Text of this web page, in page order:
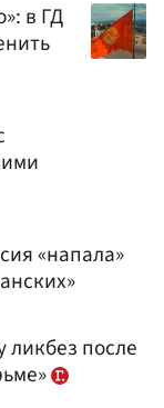
в ГД
«напала»
ликбез после